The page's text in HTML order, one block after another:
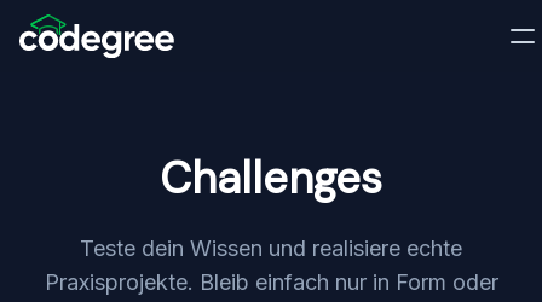
Challenges
Teste dein Wissen und realisiere echte
Praxisprojekte. Bleib einfach nur in Form oder